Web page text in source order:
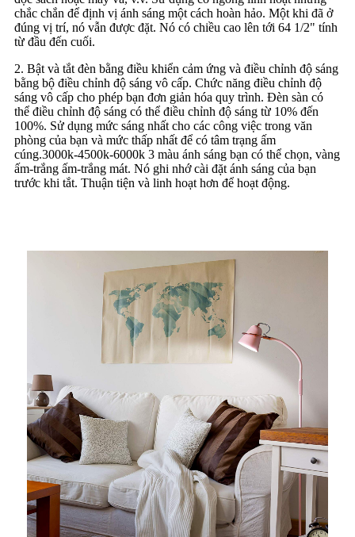
chắc chắn để định vị ánh sáng một cách hoàn hảo. Một khi đã ở
đúng vị trí, nó vẫn được đặt. Nó có chiều cao lên tới 64 1/2" tính
từ đầu đến cuối.
2. Bật và tắt đèn bằng điều khiển cảm ứng và điều chỉnh độ sáng
bằng bộ điều chỉnh độ sáng vô cấp. Chức năng điều chỉnh độ
sáng vô cấp cho phép bạn đơn giản hóa quy trình. Đèn sàn có
thể điều chỉnh độ sáng có thể điều chỉnh độ sáng từ 10% đến
100%. Sử dụng mức sáng nhất cho các công việc trong văn
phòng của bạn và mức thấp nhất để có tâm trạng ấm
cúng.3000k-4500k-6000k 3 màu ánh sáng bạn có thể chọn, vàng
ấm-trắng ấm-trắng mát. Nó ghi nhớ cài đặt ánh sáng của bạn
trước khi tắt. Thuận tiện và linh hoạt hơn để hoạt động.